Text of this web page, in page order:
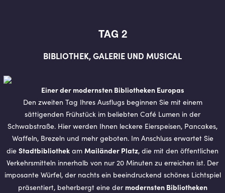
TAG 2
BI­BLIO­THEK, GA­LE­RIE UND MU­SI­CAL
Einer der modernsten Bibliotheken Europas
Den zweiten Tag Ihres Ausflugs beginnen Sie mit einem
sättigenden Frühstück im beliebten Café Lumen in der
Schwabstraße. Hier werden Ihnen leckere Eierspeisen, Pancakes,
Waffeln, Brezeln und mehr geboten. Im Anschluss erwartet Sie
die Stadtbibliothek am Mailänder Platz, die mit den öffentlichen
Verkehrsmitteln innerhalb von nur 20 Minuten zu erreichen ist. Der
imposante Würfel, der nachts ein beeindruckend schönes Lichtspiel
präsentiert, beherbergt eine der modernsten Bibliotheken